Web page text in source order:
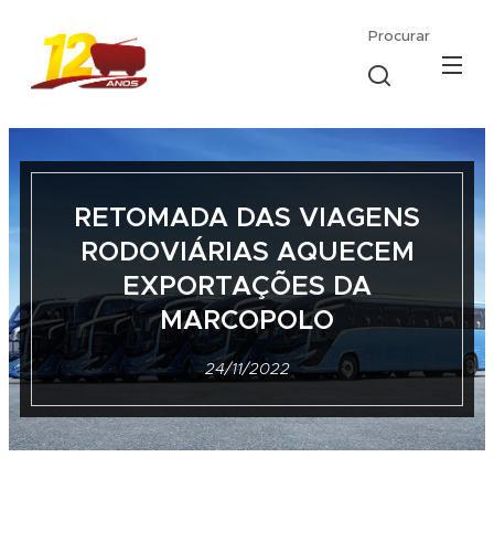
Procurar
RETOMADA DAS VIAGENS
RODOVIÁRIAS AQUECEM
EXPORTAÇÕES DA
MARCOPOLO
24/11/2022